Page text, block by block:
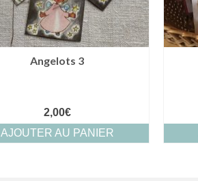
Angelots 3
2,00€
AJOUTER AU PANIER